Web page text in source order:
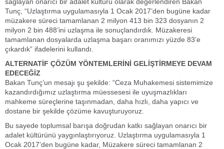
Tunç, “Uzlaştırma uygulamasıyla 1 Ocak 2017’den bugüne kadar
müzakere süreci tamamlanan 2 milyon 413 bin 323 dosyanın 2
milyon 2 bin 488’ini uzlaşma ile sonuçlandırdık. Müzakeresi
tamamlanan dosyalarda uzlaşma başarı oranımızı yüzde 83’e
çıkardık” ifadelerini kullandı.
ALTERNATİF ÇÖZÜM YÖNTEMLERİNİ GELİŞTİRMEYE DEVAM
EDECEĞİZ
Bakan Tunç’un mesajı şu şekilde: “Ceza Muhakemesi sistemimize
kazandırdığımız uzlaştırma müessesesi ile uyuşmazlıkları
mahkeme süreçlerine taşınmadan, daha hızlı, daha yapıcı ve
dostane bir şekilde çözüme kavuşturuyoruz.
Bu sayede toplumsal barışa doğrudan katkı sağlayan onarıcı bir
adalet kültürünü yaygınlaştırıyoruz. Uzlaştırma uygulamasıyla 1
Ocak 2017’den bugüne kadar, Müzakere süreci tamamlanan 2